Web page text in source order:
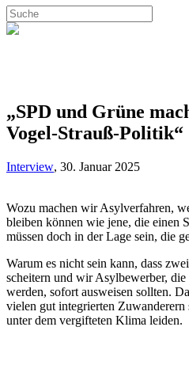
„SPD und Grüne
Vogel-Strauß-Politik“
Interview, 30. Januar 2025
Wozu machen wir Asylverfahren,
bleiben können wie jene, die einen
müssen doch in der Lage sein, die
Warum es nicht sein kann, dass
scheitern und wir Asylbewerber,
werden, sofort ausweisen sollten.
vielen gut integrierten
unter dem vergifteten Klima leiden.